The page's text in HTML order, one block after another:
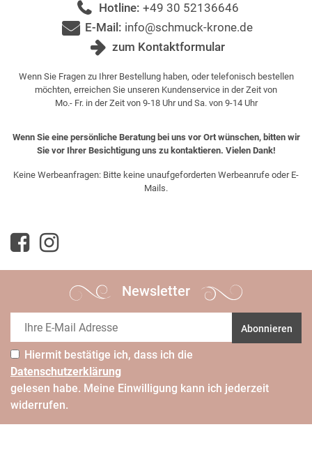
Hotline: +49 30 52136646
E-Mail: info@schmuck-krone.de
zum Kontaktformular
Wenn Sie Fragen zu Ihrer Bestellung haben, oder telefonisch bestellen
möchten, erreichen Sie unseren Kundenservice in der Zeit von
Mo.- Fr. in der Zeit von 9-18 Uhr und Sa. von 9-14 Uhr
Wenn Sie eine persönliche Beratung bei uns vor Ort wünschen, bitten wir
Sie vor Ihrer Besichtigung uns zu kontaktieren. Vielen Dank!
Keine Werbeanfragen: Bitte keine unaufgeforderten Werbeanrufe oder E-
Mails.
Newsletter
Abonnieren
Hiermit bestätige ich, dass ich die
Daten­schutz­erklärung
gelesen habe. Meine Einwilligung kann ich jederzeit
widerrufen.